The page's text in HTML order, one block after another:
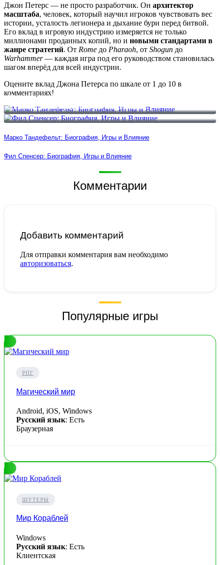
Джон Петерс — не просто разработчик. Он архитектор
масштаба, человек, который научил игроков чувствовать вес
истории, усталость легионера и дыхание бури перед битвой.
Его вклад в игровую индустрию измеряется не только
миллионами проданных копий, но и новыми стандартами в
жанре стратегий. От Rome до Pharaoh, от Shogun до
Warhammer— каждая игра под его руководством становилась
шагом вперёд для всей индустрии.
Оцените вклад Джона Петерса по шкале от 1 до 10 в
комментариях!
Марко Тандефельт: Биография, Игры и Влияние
Фил Спенсер: Биография, Игры и Влияние
Марко Тандефельт: Биография, Игры и Влияние
Фил Спенсер: Биография, Игры и Влияние
Комментарии
Добавить комментарий
Для отправки комментария вам необходимо
авторизоваться.
Популярные игры
РПГ
Магический мир
Android, iOS, Windows
Русский язык: Есть
Браузерная
ШУТЕРЫ
Мир Кораблей
Windows
Русский язык: Есть
Клиентская